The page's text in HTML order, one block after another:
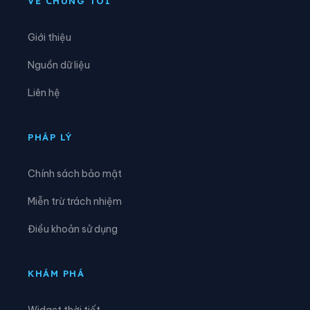
Xã Ea Ktur
Xã Ea Rốk
Giới thiệu
Nguồn dữ liệu
Liên hệ
PHÁP LÝ
Chính sách bảo mật
Miễn trừ trách nhiệm
Điều khoản sử dụng
KHÁM PHÁ